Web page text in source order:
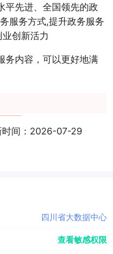
平先进、全国领先的政
服务方式,提升政务服务
创新活力
务内容，可以更好地满
时间：2026-07-29
四川省大数据中心
查看敏感权限